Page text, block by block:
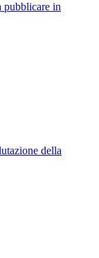
pubblicare in
della